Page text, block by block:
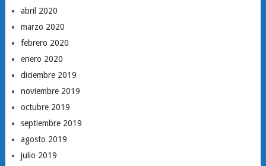
abril 2020
marzo 2020
febrero 2020
enero 2020
diciembre 2019
noviembre 2019
octubre 2019
septiembre 2019
agosto 2019
julio 2019